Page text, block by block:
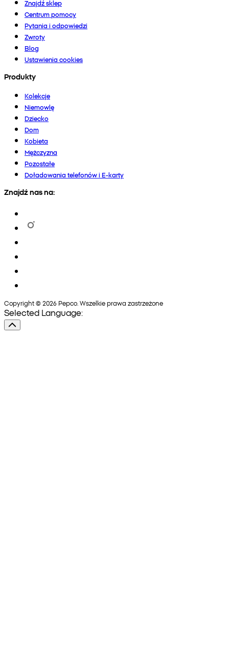
Znajdź sklep
Centrum pomocy
Pytania i odpowiedzi
Zwroty
Blog
Ustawienia cookies
Produkty
Kolekcje
Niemowlę
Dziecko
Dom
Kobieta
Mężczyzna
Pozostałe
Doładowania telefonów i E-karty
Znajdź nas na:
Copyright © 2026 Pepco. Wszelkie prawa zastrzeżone
Selected Language: